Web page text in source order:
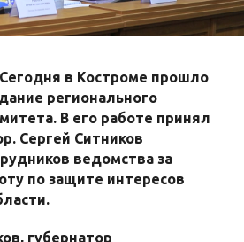
в Костроме прошло
регионального
В его работе принял
Сергей Ситников
ведомства за
по защите интересов
губернатор